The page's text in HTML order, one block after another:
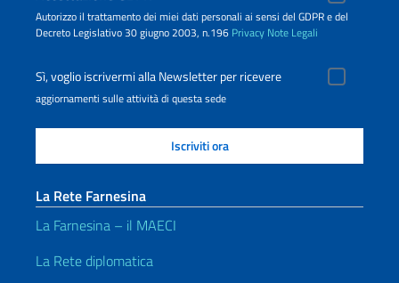
Autorizzo il trattamento dei miei dati personali ai sensi del GDPR e del
Decreto Legislativo 30 giugno 2003, n.196 Privacy Note Legali
Sì, voglio iscrivermi alla Newsletter per ricevere
aggiornamenti sulle attività di questa sede
La Rete Farnesina
La Farnesina – il MAECI
La Rete diplomatica